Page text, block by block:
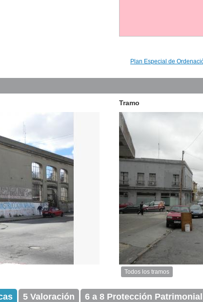
Plan Especial de
Tramo
Imagen
tramo:
Todos los tramos
5 Valoración 6 a 8 Protección Patrimonial